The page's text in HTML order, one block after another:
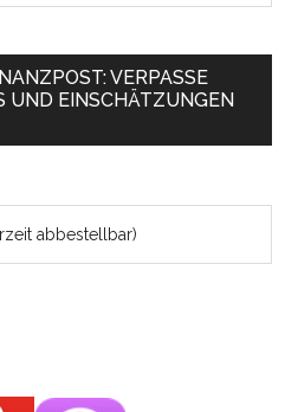
VERPASSE
UND EINSCHÄTZUNGEN